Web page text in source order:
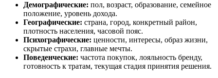
Демографические: пол, возраст, образование, семейное
положение, уровень дохода.
Географические: страна, город, конкретный район,
плотность населения, часовой пояс.
Психографические: ценности, интересы, образ жизни,
скрытые страхи, главные мечты.
Поведенческие: частота покупок, лояльность бренду,
готовность к тратам, текущая стадия принятия решения.